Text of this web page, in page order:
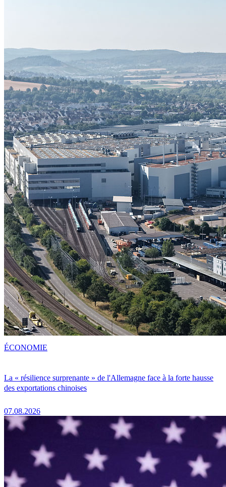
La « résilience surprenante » de l'Allemagne face à la forte hausse
des exportations chinoises
07.08.2026
ÉCONOMIE